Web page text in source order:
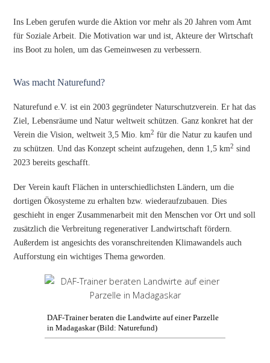
Ins Leben gerufen wurde die Aktion vor mehr als 20 Jahren vom Amt
für Soziale Arbeit. Die Motivation war und ist, Akteure der Wirtschaft
ins Boot zu holen, um das Gemeinwesen zu verbessern.
Was macht Naturefund?
Naturefund e.V. ist ein 2003 gegründeter Naturschutzverein. Er hat das
Ziel, Lebensräume und Natur weltweit schützen. Ganz konkret hat der
Verein die Vision, weltweit 3,5 Mio. km2 für die Natur zu kaufen und
zu schützen. Und das Konzept scheint aufzugehen, denn 1,5 km2 sind
2023 bereits geschafft.
Der Verein kauft Flächen in unterschiedlichsten Ländern, um die
dortigen Ökosysteme zu erhalten bzw. wiederaufzubauen. Dies
geschieht in enger Zusammenarbeit mit den Menschen vor Ort und soll
zusätzlich die Verbreitung regenerativer Landwirtschaft fördern.
Außerdem ist angesichts des voranschreitenden Klimawandels auch
Aufforstung ein wichtiges Thema geworden.
DAF-Trainer beraten die Landwirte auf einer Parzelle
in Madagaskar (Bild: Naturefund)